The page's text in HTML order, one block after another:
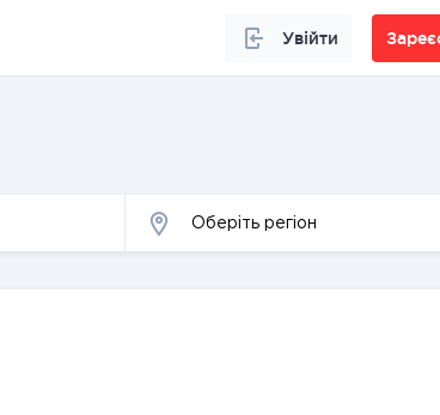
Увійти
Оберіть регіон